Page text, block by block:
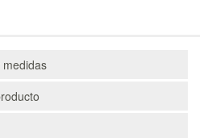
medidas